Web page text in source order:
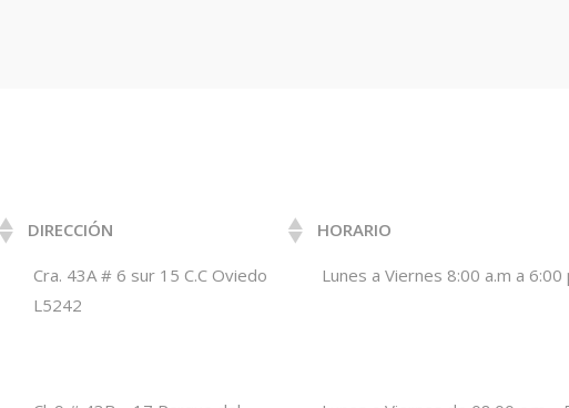
DIRECCIÓN HORARIO
DIRECCIÓN HORARIO
Cra. 43A # 6 sur 15 C.C Oviedo
L5242
Lunes a Viernes 8:00 a.m a 6:00